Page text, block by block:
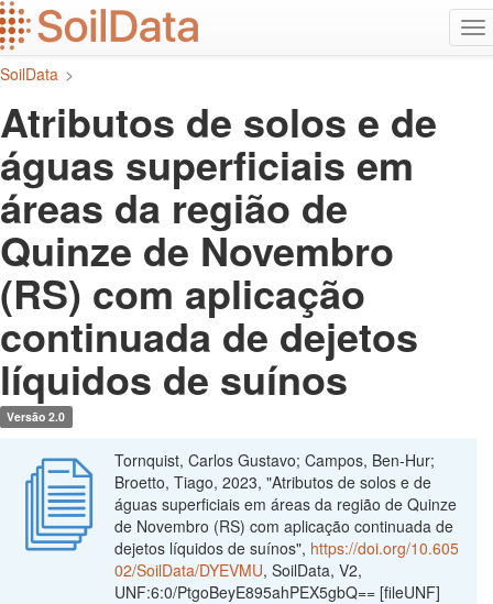
Ir
para
o
conteúdo
SoilData >
Atributos de solos e de
águas superficiais em
áreas da região de
Quinze de Novembro
(RS) com aplicação
continuada de dejetos
líquidos de suínos
Versão 2.0
Tornquist, Carlos Gustavo; Campos, Ben-Hur;
Broetto, Tiago, 2023, "Atributos de solos e de
águas superficiais em áreas da região de Quinze
de Novembro (RS) com aplicação continuada de
dejetos líquidos de suínos", https://doi.org/10.605
02/SoilData/DYEVMU, SoilData, V2,
UNF:6:0/PtgoBeyE895ahPEX5gbQ== [fileUNF]